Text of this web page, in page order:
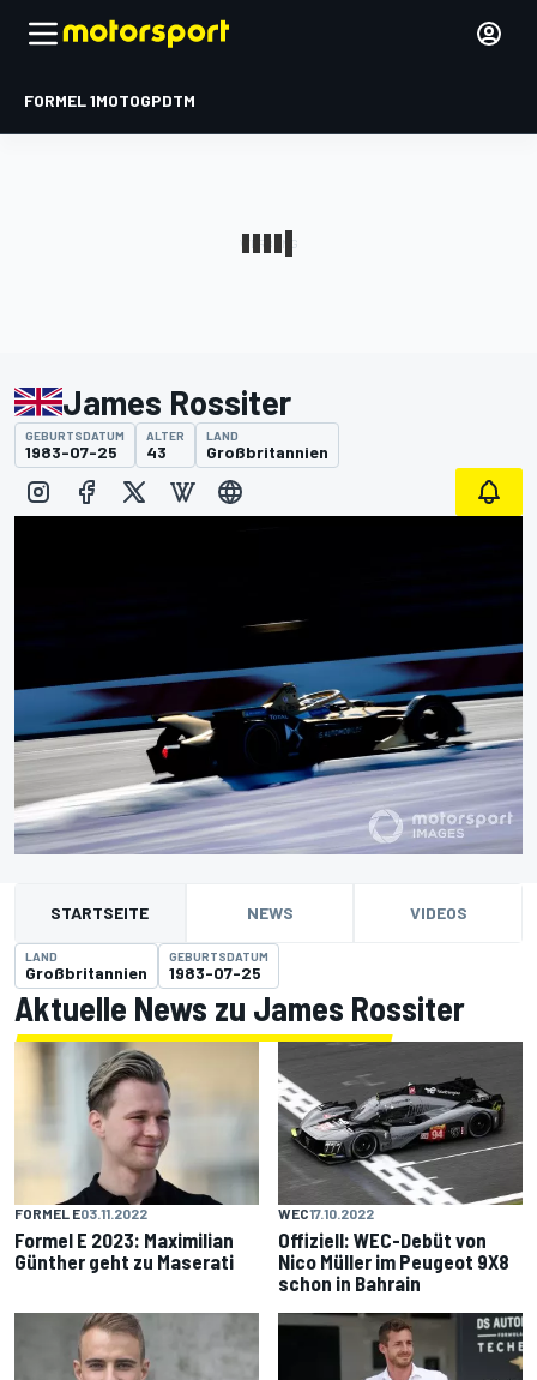
FORMEL 1MOTOGPDTM
James Rossiter
GEBURTSDATUM
1983-07-25
ALTER
43
LAND
Großbritannien
STARTSEITE NEWS VIDEOS
LAND
Großbritannien
GEBURTSDATUM
1983-07-25
Aktuelle News zu James Rossiter
FORMEL E03.11.2022
Formel E 2023: Maximilian
Günther geht zu Maserati
WEC17.10.2022
Offiziell: WEC-Debüt von
Nico Müller im Peugeot 9X8
schon in Bahrain